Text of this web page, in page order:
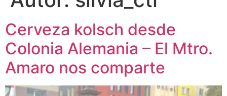
Cerveza kolsch desde
Colonia Alemania – El Mtro.
Amaro nos comparte